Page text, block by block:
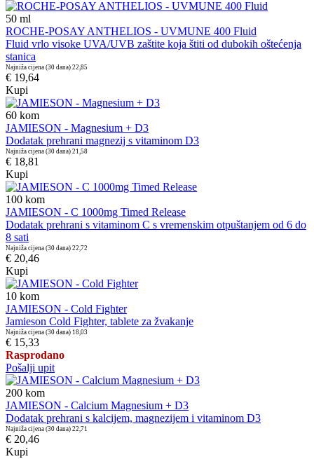
50 ml
ROCHE-POSAY ANTHELIOS - UVMUNE 400 Fluid
Fluid vrlo visoke UVA/UVB zaštite koja štiti od dubokih oštećenja
stanica
Najniža cijena (30 dana) 22,85
€ 19,64
Kupi
60 kom
JAMIESON - Magnesium + D3
Dodatak prehrani magnezij s vitaminom D3
Najniža cijena (30 dana) 21,58
€ 18,81
Kupi
100 kom
JAMIESON - C 1000mg Timed Release
Dodatak prehrani s vitaminom C s vremenskim otpuštanjem od 6 do
8 sati
Najniža cijena (30 dana) 22,72
€ 20,46
Kupi
10 kom
JAMIESON - Cold Fighter
Jamieson Cold Fighter, tablete za žvakanje
Najniža cijena (30 dana) 18,03
€ 15,33
Rasprodano
Pošalji upit
200 kom
JAMIESON - Calcium Magnesium + D3
Dodatak prehrani s kalcijem, magnezijem i vitaminom D3
Najniža cijena (30 dana) 22,71
€ 20,46
Kupi